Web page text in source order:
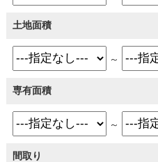
土地面積
～
専有面積
～
間取り